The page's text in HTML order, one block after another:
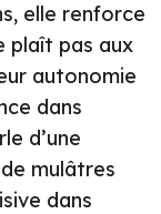
elle renforce
plaît pas aux
autonomie
dans
d’une
mulâtres
dans